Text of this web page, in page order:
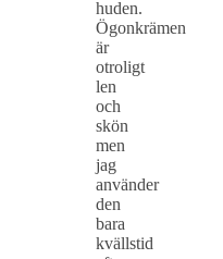
huden.
Ögonkrämen
är
otroligt
len
och
skön
men
jag
använder
den
bara
kvällstid